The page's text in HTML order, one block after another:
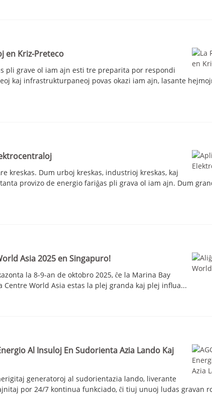
en Kriz-Preteco
pli grave ol iam ajn esti tre preparita por respondi
kaj infrastrukturpaneoj povas okazi iam ajn, lasante
kreskas. Dum urboj kreskas, industrioj kreskas, kaj
provizo de energio fariĝas pli grava ol iam ajn. Dum
Asia 2025 en Singapuro!
la 8-9-an de oktobro 2025, ĉe la Marina Bay
Centre World Asia estas la plej granda kaj plej influa...
Al Insuloj En Sudorienta Azia Lando Kaj
generatoroj al sudorientazia lando, liverante
por 24/7 kontinua funkciado, ĉi tiuj unuoj ludas gravan